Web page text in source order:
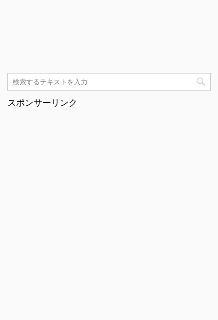
スポンサーリンク